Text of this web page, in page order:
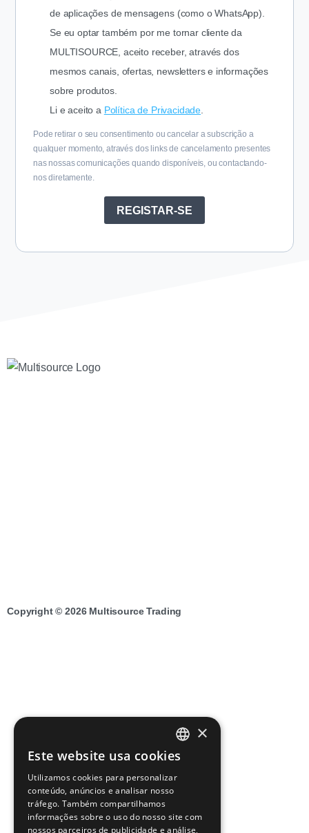
de aplicações de mensagens (como o WhatsApp).
Se eu optar também por me tornar cliente da
MULTISOURCE, aceito receber, através dos
mesmos canais, ofertas, newsletterse informações
sobre produtos.
Li e aceito a Política de Privacidade
Pode retirar o seu consentimento ou cancelar a subscrição a
qualquer momento, através dos links de cancelamento presentes
nas nossas comunicações quando disponíveis, ou contactando-
nos diretamente.
REGISTAR-SE
Copyright © 2026 Multisource Trading
ENGLISH
SPANISH
GERMAN
FRENCH
×
Este website usa cookies
Utilizamos cookies para personalizar
conteúdo, anúncios e analisar nosso
tráfego. Também compartilhamos
informações sobre o uso do nosso site com
nossos parceiros de publicidade e análise,